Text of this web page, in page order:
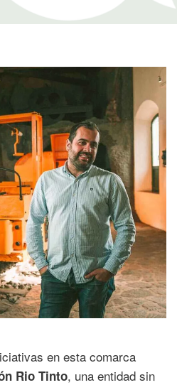
en esta comarca
Rio Tinto, una entidad sin